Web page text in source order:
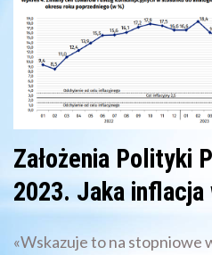
Założenia Polityki
2023. Jaka inflacja
«Wskazuje to na stopniowe